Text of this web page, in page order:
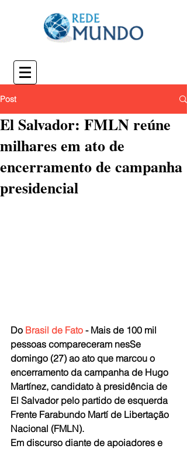
Post
El Salvador: FMLN reúne
milhares em ato de
encerramento de campanha
presidencial
Do Brasil de Fato - Mais de 100 mil
pessoas compareceram nesSe
domingo (27) ao ato que marcou o
encerramento da campanha de Hugo
Martínez, candidato à presidência de
El Salvador pelo partido de esquerda
Frente Farabundo Martí de Libertação
Nacional (FMLN).
Em discurso diante de apoiadores e